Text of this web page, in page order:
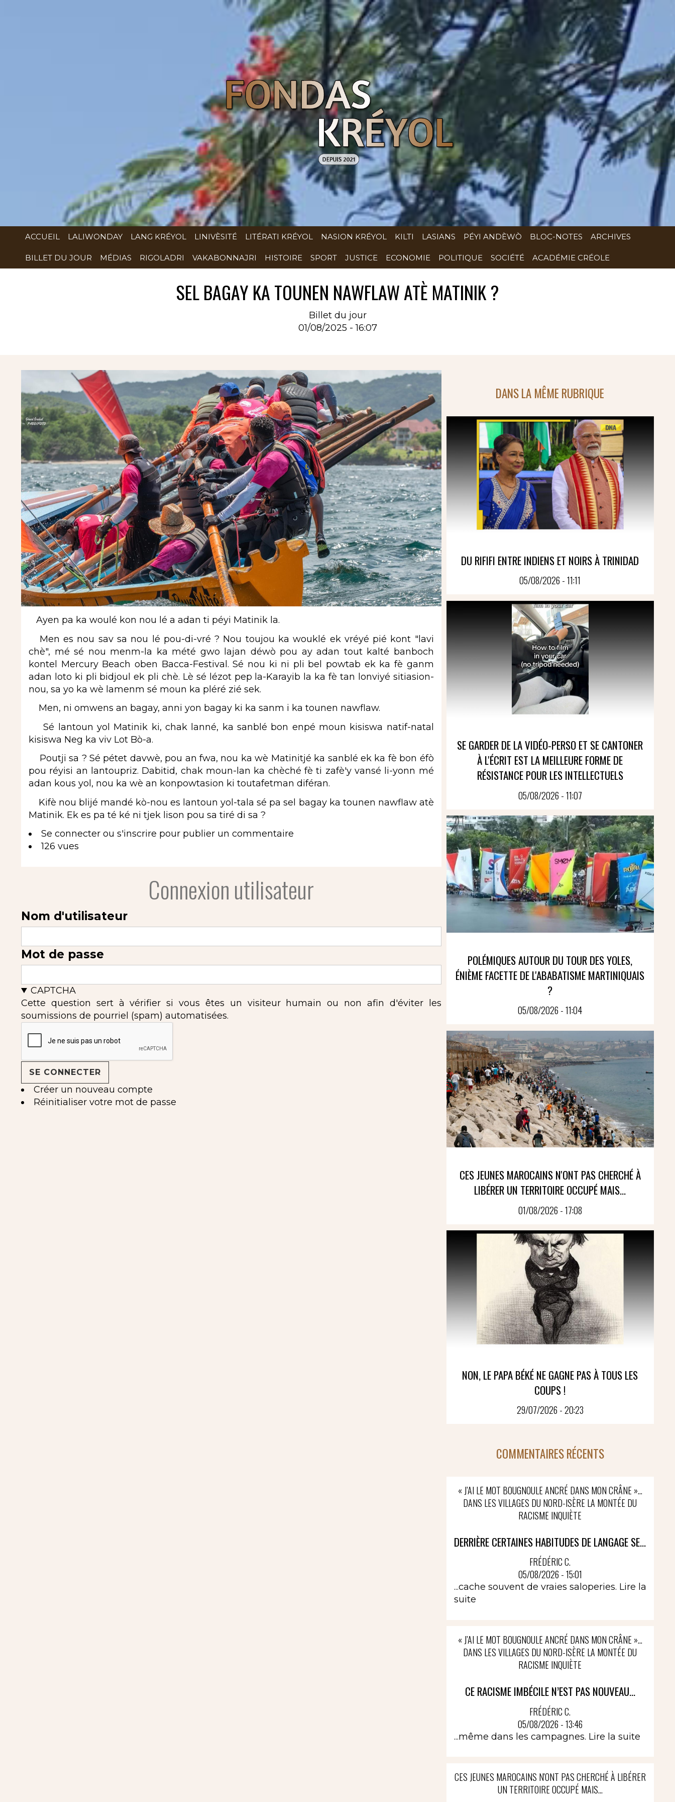
ACCUEIL LALIWONDAY LANG KRÉYOL LINIVÈSITÉ LITÉRATI KRÉYOL NASION KRÉYOL KILTI LASIANS PÉYI ANDÈWÒ BLOC-NOTES ARCHIVES
BILLET DU JOUR MÉDIAS RIGOLADRI VAKABONNAJRI HISTOIRE SPORT JUSTICE ECONOMIE POLITIQUE SOCIÉTÉ ACADÉMIE CRÉOLE
SEL BAGAY KA TOUNEN NAWFLAW ATÈ MATINIK ?
Billet du jour
01/08/2025 - 16:07
Ayen pa ka woulé kon nou lé a adan ti péyi Matinik la.
Men es nou sav sa nou lé pou-di-vré ? Nou toujou ka wouklé ek vréyé pié kont "lavi
chè", mé sé nou menm-la ka mété gwo lajan déwò pou ay adan tout kalté banboch
kontel Mercury Beach oben Bacca-Festival. Sé nou ki ni pli bel powtab ek ka fè ganm
adan loto ki pli bidjoul ek pli chè. Lè sé lézot pep la-Karayib la ka fè tan lonviyé sitiasion-
nou, sa yo ka wè lamenm sé moun ka pléré zié sek.
Men, ni omwens an bagay, anni yon bagay ki ka sanm i ka tounen nawflaw.
Sé lantoun yol Matinik ki, chak lanné, ka sanblé bon enpé moun kisiswa natif-natal
kisiswa Neg ka viv Lot Bò-a.
Poutji sa ? Sé pétet davwè, pou an fwa, nou ka wè Matinitjé ka sanblé ek ka fè bon éfò
pou réyisi an lantoupriz. Dabitid, chak moun-lan ka chèché fè ti zafè'y vansé li-yonn mé
adan kous yol, nou ka wè an konpowtasion ki toutafetman diféran.
Kifè nou blijé mandé kò-nou es lantoun yol-tala sé pa sel bagay ka tounen nawflaw atè
Matinik. Ek es pa té ké ni tjek lison pou sa tiré di sa ?
Se connecter ou s'inscrire pour publier un commentaire
126 vues
Connexion utilisateur
Nom d'utilisateur
Mot de passe
CAPTCHA
Cette question sert à vérifier si vous êtes un visiteur humain ou non afin d'éviter les
soumissions de pourriel (spam) automatisées.
Créer un nouveau compte
Réinitialiser votre mot de passe
DANS LA MÊME RUBRIQUE
DU RIFIFI ENTRE INDIENS ET NOIRS À TRINIDAD
05/08/2026 - 11:11
SE GARDER DE LA VIDÉO-PERSO ET SE CANTONER
À L'ÉCRIT EST LA MEILLEURE FORME DE
RÉSISTANCE POUR LES INTELLECTUELS
05/08/2026 - 11:07
POLÉMIQUES AUTOUR DU TOUR DES YOLES,
ÉNIÈME FACETTE DE L'ABABATISME MARTINIQUAIS
?
05/08/2026 - 11:04
CES JEUNES MAROCAINS N'ONT PAS CHERCHÉ À
LIBÉRER UN TERRITOIRE OCCUPÉ MAIS...
01/08/2026 - 17:08
NON, LE PAPA BÉKÉ NE GAGNE PAS À TOUS LES
COUPS !
29/07/2026 - 20:23
COMMENTAIRES RÉCENTS
« J’AI LE MOT BOUGNOULE ANCRÉ DANS MON CRÂNE »…
DANS LES VILLAGES DU NORD-ISÈRE LA MONTÉE DU
RACISME INQUIÈTE
DERRIÈRE CERTAINES HABITUDES DE LANGAGE SE...
FRÉDÉRIC C.
05/08/2026 - 15:01
...cache souvent de vraies saloperies. Lire la
suite
« J’AI LE MOT BOUGNOULE ANCRÉ DANS MON CRÂNE »…
DANS LES VILLAGES DU NORD-ISÈRE LA MONTÉE DU
RACISME INQUIÈTE
CE RACISME IMBÉCILE N’EST PAS NOUVEAU...
FRÉDÉRIC C.
05/08/2026 - 13:46
...même dans les campagnes. Lire la suite
CES JEUNES MAROCAINS N'ONT PAS CHERCHÉ À LIBÉRER
UN TERRITOIRE OCCUPÉ MAIS...